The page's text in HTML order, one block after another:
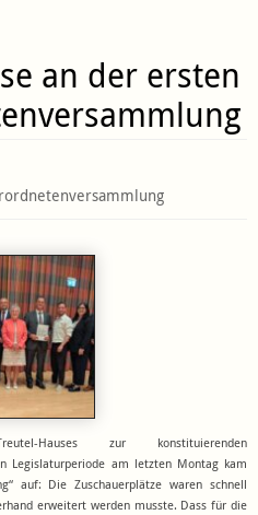
an der ersten
Hauses zur konstituierenden
Legislaturperiode am letzten Montag kam
auf: Die Zuschauerplätze waren schnell
erweitert werden musste. Dass für die